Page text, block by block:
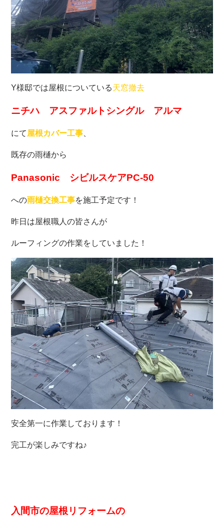
Y様邸では屋根についている天窓撤去
ニチハ アスファルトシングル アルマ
にて屋根カバー工事
既存の雨樋から
Panasonic シビルスケアPC-50
への雨樋交換工事を施工予定です！
昨日は屋根職人の皆さんが
ルーフィングの作業をしていました！
安全第一に作業しております！
完工が楽しみですね♪
入間市の屋根リフォームの